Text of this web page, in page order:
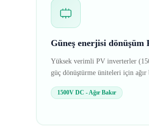
Güneş enerjisi dönüşüm
Yüksek verimli PV inverterler
güç dönüştürme üniteleri için ağır
1500V DC - Ağır Bakır